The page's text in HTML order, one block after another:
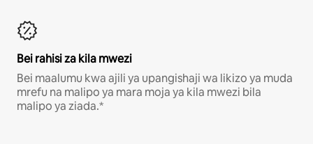
Bei rahisi za kila mwezi
Bei maalumu kwa ajili ya upangishaji wa likizo ya muda
mrefu na malipo ya mara moja ya kila mwezi bila
malipo ya ziada.*